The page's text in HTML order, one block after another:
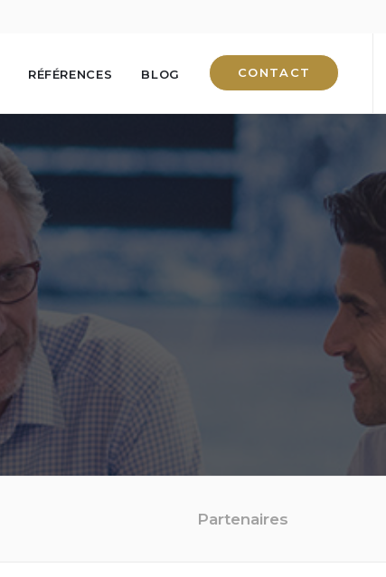
RÉFÉRENCES BLOG CONTACT
Partenaires